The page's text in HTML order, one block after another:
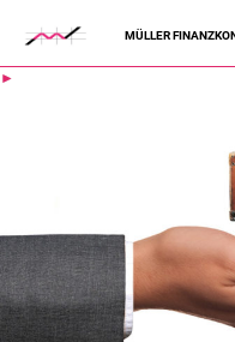
MÜLLER